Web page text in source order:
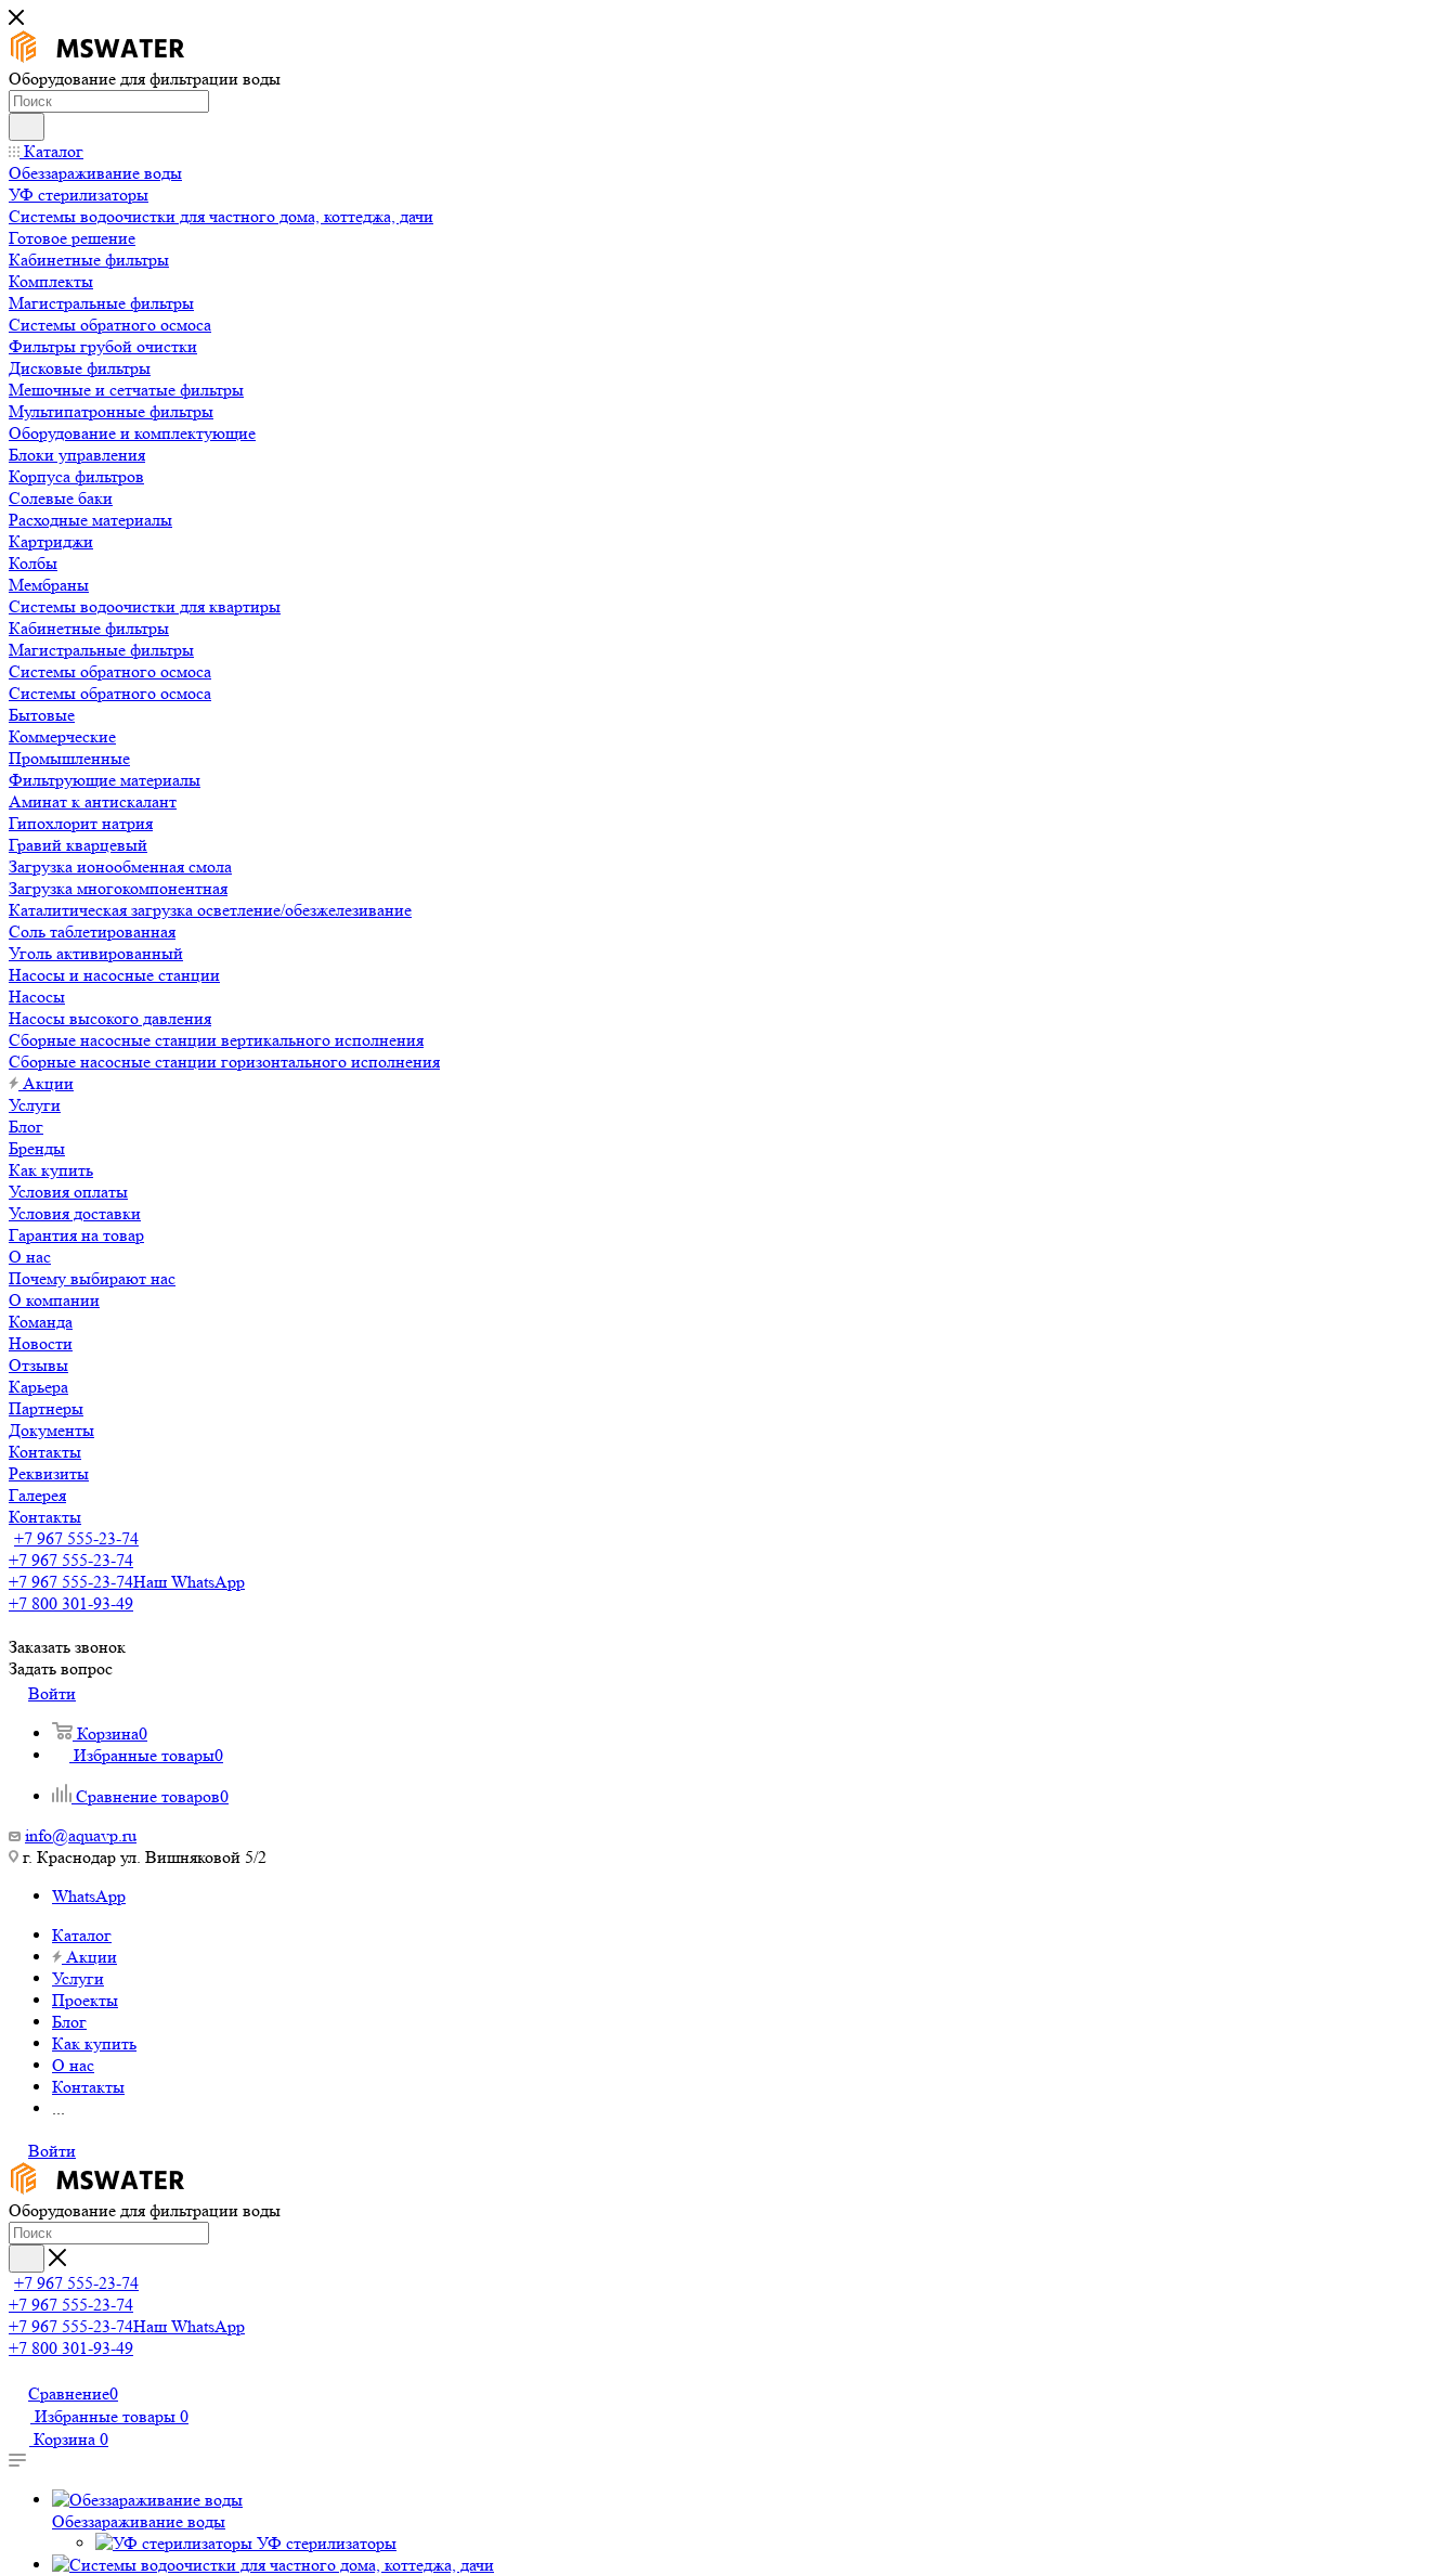
Оборудование для фильтрации воды
Каталог
Обеззараживание воды
УФ стерилизаторы
Системы водоочистки для частного дома, коттеджа, дачи
Готовое решение
Кабинетные фильтры
Комплекты
Магистральные фильтры
Системы обратного осмоса
Фильтры грубой очистки
Дисковые фильтры
Мешочные и сетчатые фильтры
Мультипатронные фильтры
Оборудование и комплектующие
Блоки управления
Корпуса фильтров
Солевые баки
Расходные материалы
Картриджи
Колбы
Мембраны
Системы водоочистки для квартиры
Кабинетные фильтры
Магистральные фильтры
Системы обратного осмоса
Системы обратного осмоса
Бытовые
Коммерческие
Промышленные
Фильтрующие материалы
Аминат к антискалант
Гипохлорит натрия
Гравий кварцевый
Загрузка ионообменная смола
Загрузка многокомпонентная
Каталитическая загрузка осветление/обезжелезивание
Соль таблетированная
Уголь активированный
Насосы и насосные станции
Насосы
Насосы высокого давления
Сборные насосные станции вертикального исполнения
Сборные насосные станции горизонтального исполнения
Акции
Услуги
Блог
Бренды
Как купить
Условия оплаты
Условия доставки
Гарантия на товар
О нас
Почему выбирают нас
О компании
Команда
Новости
Отзывы
Карьера
Партнеры
Документы
Контакты
Реквизиты
Галерея
Контакты
+7 967 555-23-74
+7 967 555-23-74
+7 967 555-23-74Наш WhatsApp
+7 800 301-93-49
Заказать звонок
Задать вопрос
Войти
Корзина0
Избранные товары0
Сравнение товаров0
info@aquavp.ru
г. Краснодар ул. Вишняковой 5/2
WhatsApp
Каталог
Акции
Услуги
Проекты
Блог
Как купить
О нас
Контакты
...
Войти
Оборудование для фильтрации воды
+7 967 555-23-74
+7 967 555-23-74
+7 967 555-23-74Наш WhatsApp
+7 800 301-93-49
Сравнение0
Избранные товары 0
Корзина 0
Обеззараживание воды
УФ стерилизаторы